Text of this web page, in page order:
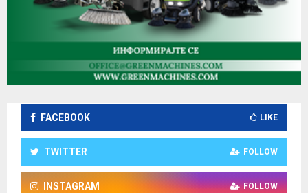
FACEBOOK LIKE
TWITTER FOLLOW
INSTAGRAM FOLLOW